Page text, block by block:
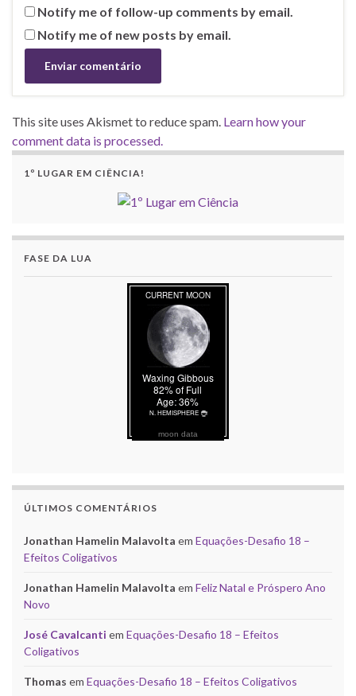
Notify me of follow-up comments by email.
Notify me of new posts by email.
This site uses Akismet to reduce spam. Learn how your
comment data is processed.
1º LUGAR EM CIÊNCIA!
FASE DA LUA
moon data
ÚLTIMOS COMENTÁRIOS
Jonathan Hamelin Malavolta em Equações-Desafio 18 –
Efeitos Coligativos
Jonathan Hamelin Malavolta em Feliz Natal e Próspero Ano
Novo
José Cavalcanti em Equações-Desafio 18 – Efeitos
Coligativos
Thomas em Equações-Desafio 18 – Efeitos Coligativos